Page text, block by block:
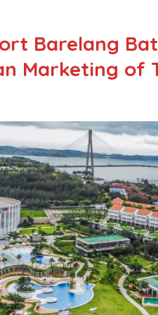
Barelang
Marketing of